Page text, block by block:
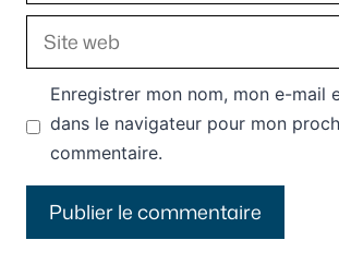
Site
web
Enregistrer mon nom, mon e-mail
dans le navigateur pour mon
commentaire.